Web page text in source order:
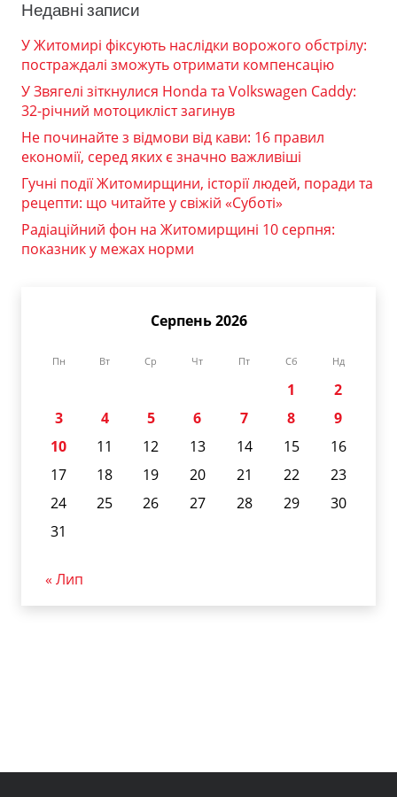
Недавні записи
У Житомирі фіксують наслідки ворожого обстрілу:
постраждалі зможуть отримати компенсацію
У Звягелі зіткнулися Honda та Volkswagen Caddy:
32-річний мотоцикліст загинув
Не починайте з відмови від кави: 16 правил
економії, серед яких є значно важливіші
Гучні події Житомирщини, історії людей, поради та
рецепти: що читайте у свіжій «Суботі»
Радіаційний фон на Житомирщині 10 серпня:
показник у межах норми
Серпень 2026
Пн Вт Ср Чт Пт Сб Нд
1
2
3
4 5 6 7 8
9
10
11 12 13 14 15
16
17
18 19 20 21 22
23
24
25 26 27 28 29
30
31
« Лип